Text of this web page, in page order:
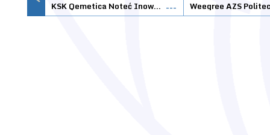
KSK Qemetica Noteć Inowrocław ---